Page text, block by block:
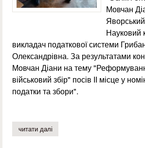
Мовчан
Науковий
викладач податкової системи
Олександрівна. За результатами
Мовчан Діани на тему
військовий збір" посів ІІ місце у
податки та збори".
читати далі